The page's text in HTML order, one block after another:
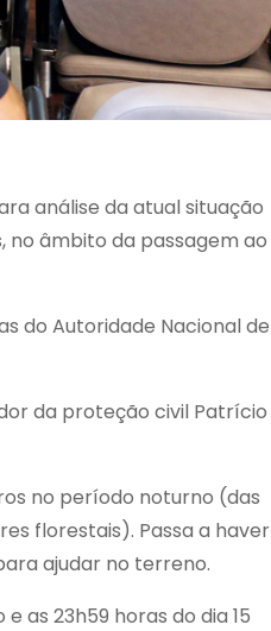
análise da atual situação
âmbito da passagem ao
do Autoridade Nacional de
da proteção civil Patrício
no período noturno (das
florestais). Passa a haver
ajudar no terreno.
as 23h59 horas do dia 15